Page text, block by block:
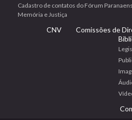
Cadastro de contatos do Fórum
Memória e Justiça
CNV
Comissões de